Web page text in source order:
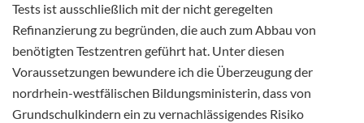
Tests ist ausschließlich mit der nicht geregelten
Refinanzierung zu begründen, die auch zum Abbau von
benötigten Testzentren geführt hat. Unter diesen
Voraussetzungen bewundere ich die Überzeugung der
nordrhein-westfälischen Bildungsministerin, dass von
Grundschulkindern ein zu vernachlässigendes Risiko